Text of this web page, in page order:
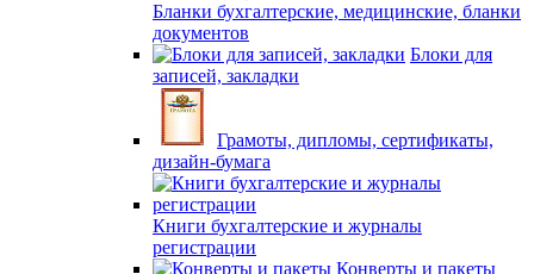
Бланки бухгалтерские, медицинские, бланки
документов
Блоки для
записей, закладки
Грамоты, дипломы, сертификаты,
дизайн-бумага
Книги бухгалтерские и журналы
регистрации
Конверты и пакеты